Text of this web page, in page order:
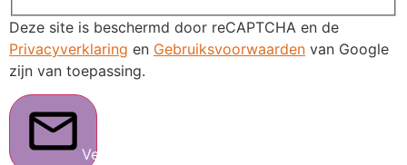
Deze site is beschermd door reCAPTCHA en de
Privacyverklaring en Gebruiksvoorwaarden van Google
zijn van toepassing.
Verstuur